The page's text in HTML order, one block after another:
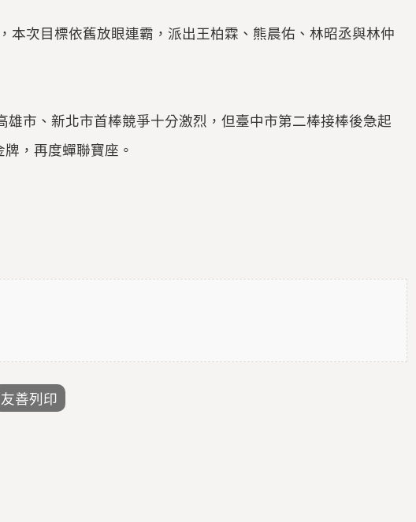
次目標依舊放眼連霸，派出王柏霖、熊晨佑、林昭丞與林仲
市、新北市首棒競爭十分激烈，但臺中市第二棒接棒後急起
，再度蟬聯寶座。